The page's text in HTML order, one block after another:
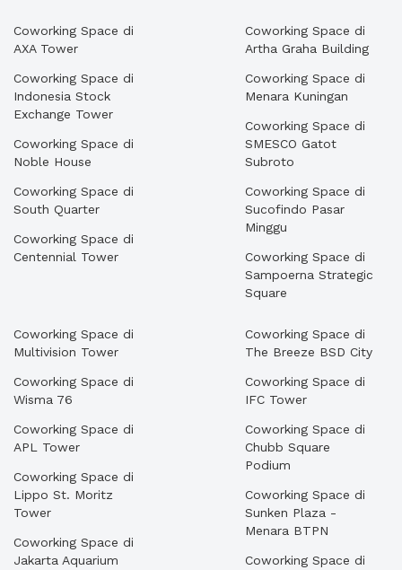
Coworking Space di
AXA Tower
Coworking Space di
Indonesia Stock
Exchange Tower
Coworking Space di
Noble House
Coworking Space di
South Quarter
Coworking Space di
Centennial Tower
Coworking Space di
Artha Graha Building
Coworking Space di
Menara Kuningan
Coworking Space di
SMESCO Gatot
Subroto
Coworking Space di
Sucofindo Pasar
Minggu
Coworking Space di
Sampoerna Strategic
Square
Coworking Space di
Multivision Tower
Coworking Space di
Wisma 76
Coworking Space di
APL Tower
Coworking Space di
Lippo St. Moritz
Tower
Coworking Space di
Jakarta Aquarium
Coworking Space di
The Breeze BSD City
Coworking Space di
IFC Tower
Coworking Space di
Chubb Square
Podium
Coworking Space di
Sunken Plaza -
Menara BTPN
Coworking Space di